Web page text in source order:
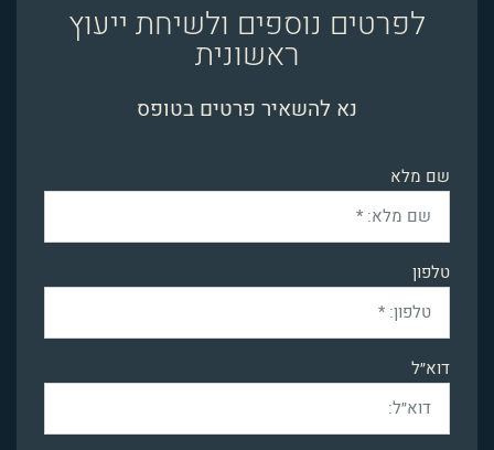
לפרטים נוספים ולשיחת ייעוץ
ראשונית
נא להשאיר פרטים בטופס
שם מלא
טלפון
דוא״ל